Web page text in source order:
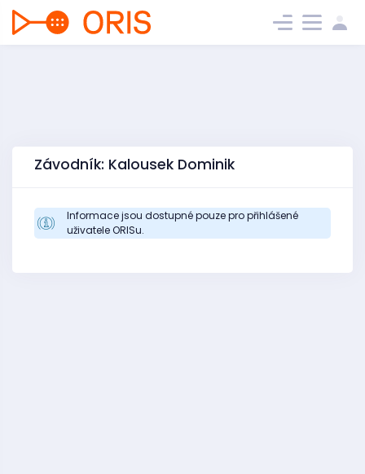
Závodník: Kalousek Dominik
Informace jsou dostupné pouze pro přihlášené
uživatele ORISu.